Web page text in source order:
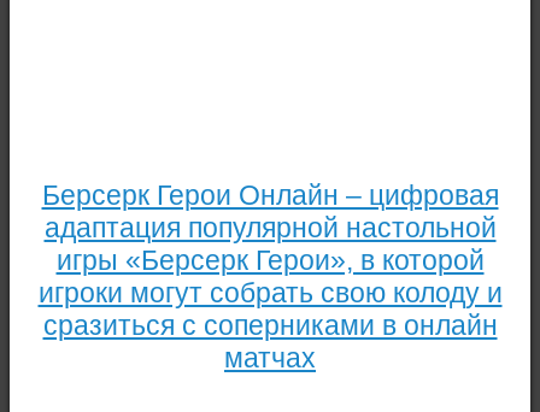
Берсерк Герои Онлайн – цифровая
адаптация популярной настольной
игры «Берсерк Герои», в которой
игроки могут собрать свою колоду и
сразиться с соперниками в онлайн
матчах